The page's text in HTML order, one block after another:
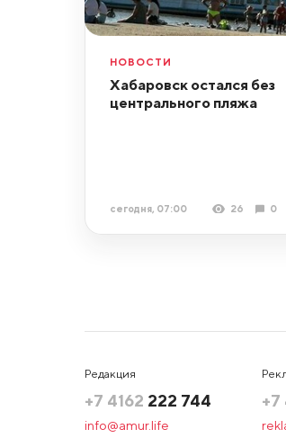
НОВОСТИ
Хабаровск остался без
центрального пляжа
сегодня, 07:00 26 0
Редакция
+7 4162 222 744
info@amur.life
+7